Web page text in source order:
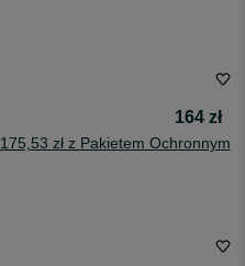
164 zł
175,53 zł z Pakietem Ochronnym